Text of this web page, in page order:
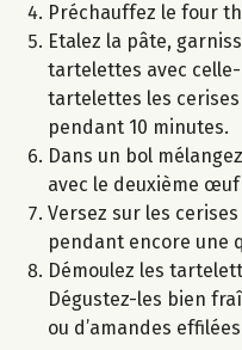
Préchauffez le four
Etalez la pâte,
tartelettes avec
tartelettes les
pendant 10 minutes.
Dans un bol
avec le deuxième
Versez sur les
pendant encore une
Démoulez les
Dégustez-les bien
ou d’amandes